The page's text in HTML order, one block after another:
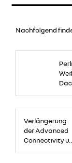
Nachfolgend
Verlängerung
der Advanced
Connectivity um